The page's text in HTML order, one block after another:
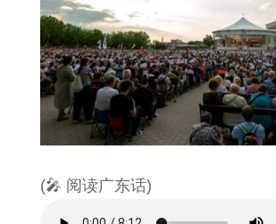
(🎤 阅读广东话)